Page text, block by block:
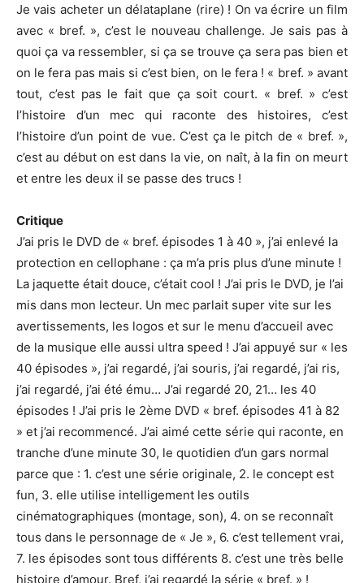
Je vais acheter un délataplane (rire) ! On va écrire un film
avec « bref. », c’est le nouveau challenge. Je sais pas à
quoi ça va ressembler, si ça se trouve ça sera pas bien et
on le fera pas mais si c’est bien, on le fera ! « bref. » avant
tout, c’est pas le fait que ça soit court. « bref. » c’est
l’histoire d’un mec qui raconte des histoires, c’est
l’histoire d’un point de vue. C’est ça le pitch de « bref. »,
c’est au début on est dans la vie, on naît, à la fin on meurt
et entre les deux il se passe des trucs !
Critique
J’ai pris le DVD de « bref. épisodes 1 à 40 », j’ai enlevé la
protection en cellophane : ça m’a pris plus d’une minute !
La jaquette était douce, c’était cool ! J’ai pris le DVD, je l’ai
mis dans mon lecteur. Un mec parlait super vite sur les
avertissements, les logos et sur le menu d’accueil avec
de la musique elle aussi ultra speed ! J’ai appuyé sur « les
40 épisodes », j’ai regardé, j’ai souris, j’ai regardé, j’ai ris,
j’ai regardé, j’ai été ému… J’ai regardé 20, 21… les 40
épisodes ! J’ai pris le 2ème DVD « bref. épisodes 41 à 82
» et j’ai recommencé. J’ai aimé cette série qui raconte, en
tranche d’une minute 30, le quotidien d’un gars normal
parce que : 1. c’est une série originale, 2. le concept est
fun, 3. elle utilise intelligement les outils
cinématographiques (montage, son), 4. on se reconnaît
tous dans le personnage de « Je », 6. c’est tellement vrai,
7. les épisodes sont tous différents 8. c’est une très belle
histoire d’amour. Bref, j’ai regardé la série « bref. » !